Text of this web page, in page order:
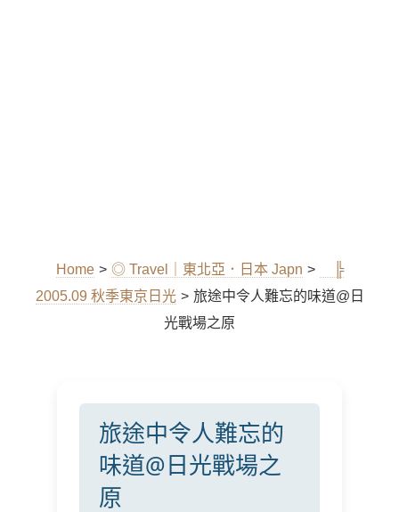
Home > ◎ Travel｜東北亞．日本 Japn >
╠
2005.09 秋季東京日光 > 旅途中令人難忘的味道@日
光戰場之原
旅途中令人難忘的
味道@日光戰場之
原